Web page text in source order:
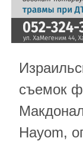
съемок
Hayom,